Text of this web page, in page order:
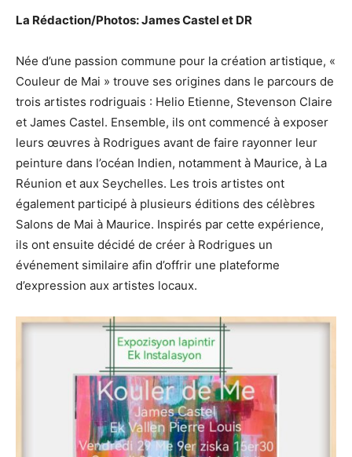
La Rédaction/Photos: James Castel et DR
Née d’une passion commune pour la création artistique, «
Couleur de Mai » trouve ses origines dans le parcours de
trois artistes rodriguais : Helio Etienne, Stevenson Claire
et James Castel. Ensemble, ils ont commencé à exposer
leurs œuvres à Rodrigues avant de faire rayonner leur
peinture dans l’océan Indien, notamment à Maurice, à La
Réunion et aux Seychelles. Les trois artistes ont
également participé à plusieurs éditions des célèbres
Salons de Mai à Maurice. Inspirés par cette expérience,
ils ont ensuite décidé de créer à Rodrigues un
événement similaire afin d’offrir une plateforme
d’expression aux artistes locaux.